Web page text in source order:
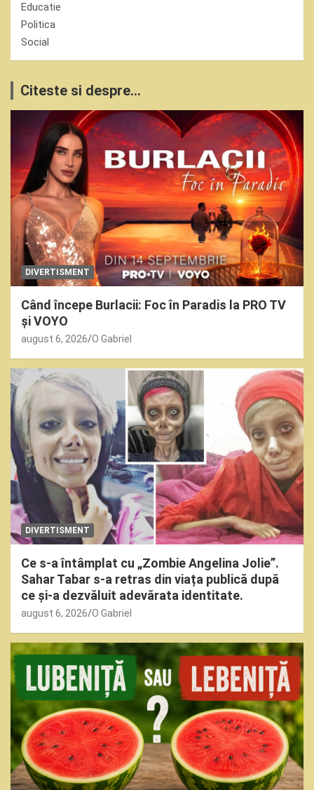
Educatie
Politica
Social
Citeste si despre...
DIVERTISMENT
Când începe Burlacii: Foc în Paradis la PRO TV
și VOYO
august 6, 2026 O Gabriel
DIVERTISMENT
Ce s-a întâmplat cu „Zombie Angelina Jolie”.
Sahar Tabar s-a retras din viața publică după
ce și-a dezvăluit adevărata identitate.
august 6, 2026 O Gabriel